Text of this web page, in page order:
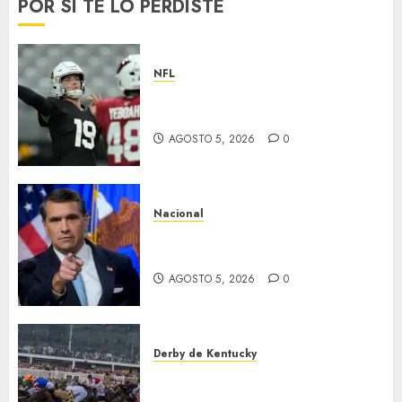
POR SI TE LO PERDISTE
NFL
AGOSTO 5, 2026 0
Nacional
AGOSTO 5, 2026 0
Derby de Kentucky